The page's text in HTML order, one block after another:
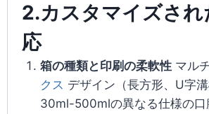
2.カスタマイズされ
応
箱の種類と印刷の柔軟性マル
クス デザイン（長方形、U字溝
30ml-500mlの異なる仕様の口